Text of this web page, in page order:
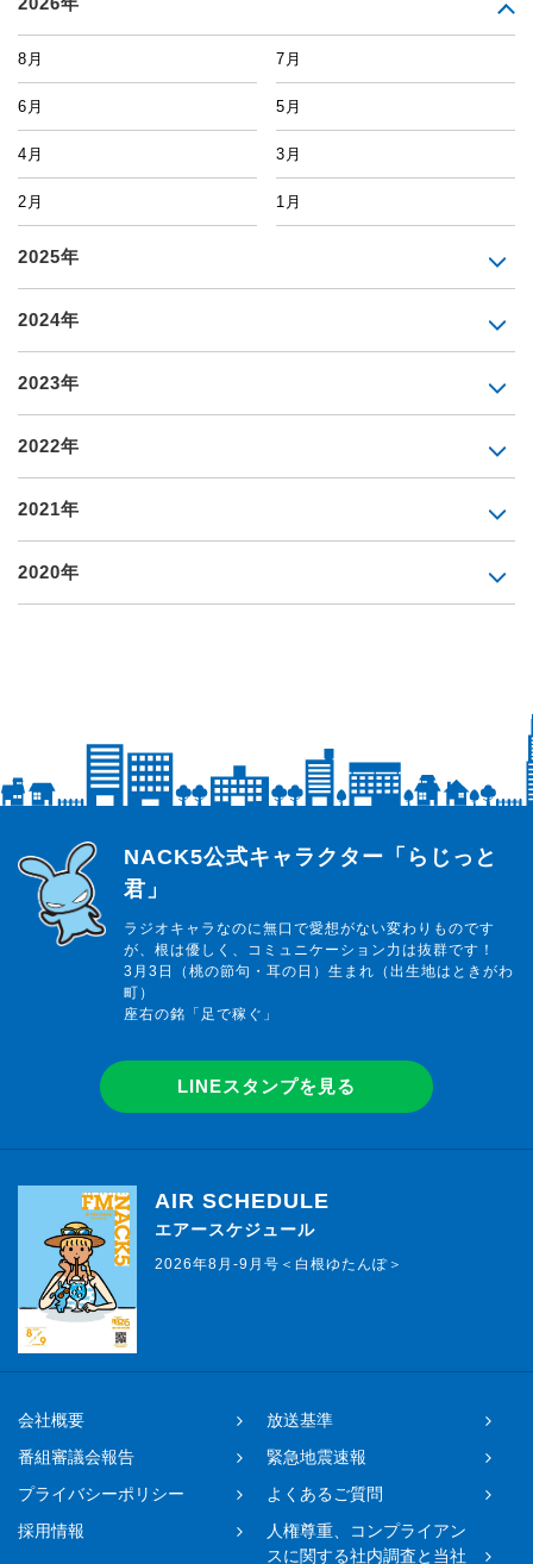
8月 7月
6月 5月
4月 3月
2月 1月
2025年
2024年
2023年
2022年
2021年
2020年
らじっと君
NACK5公式キャラクター「らじっと
君」
ラジオキャラなのに無口で愛想がない変わりものです
が、根は優しく、コミュニケーション力は抜群です！
3月3日（桃の節句・耳の日）生まれ（出生地はときがわ
町）
座右の銘「足で稼ぐ」
LINEスタンプを見る
AIR SCHEDULE
エアースケジュール
2026年8月-9月号＜白根ゆたんぽ＞
会社概要
放送基準
番組審議会報告
緊急地震速報
プライバシーポリシー
よくあるご質問
採用情報
人権尊重、コンプライアン
スに関する社内調査と当社